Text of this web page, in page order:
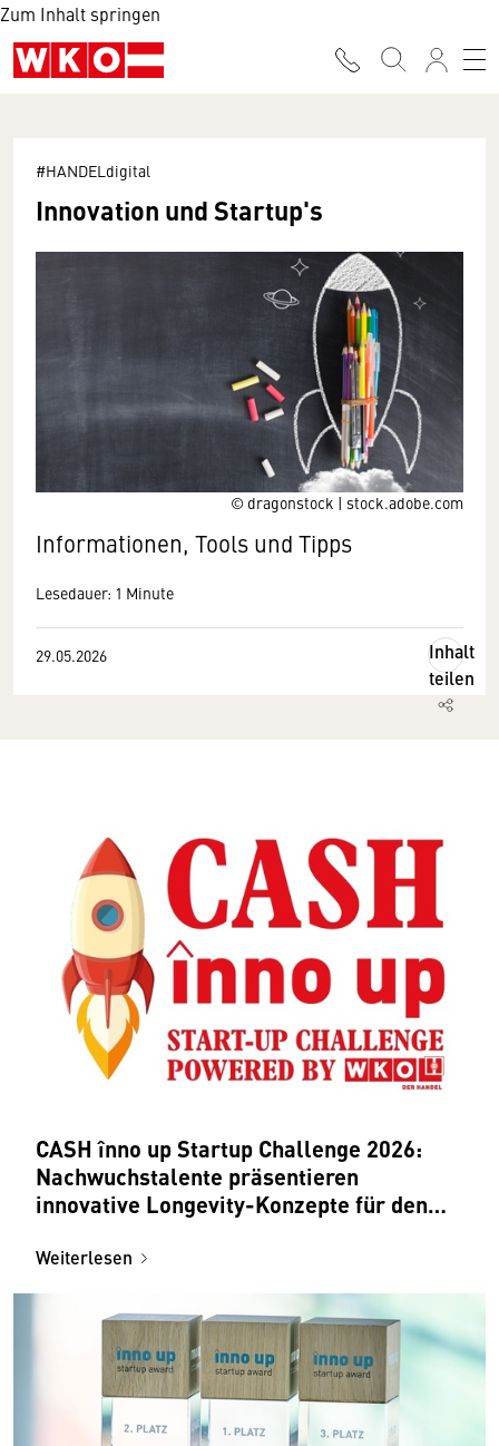
Zum Inhalt springen
© dragonstock | stock.adobe.com
#HANDELdigital
Innovation und Startup's
Informationen, Tools und Tipps
Lesedauer: 1 Minute
29.05.2026
Inhalt
teilen
CASH înno up Startup Challenge 2026:
Nachwuchstalente präsentieren
innovative Longevity-Konzepte für den
Weiterlesen